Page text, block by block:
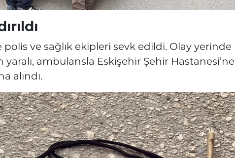
ve sağlık ekipleri sevk edildi. Olay yerinde
ambulansla Eskişehir Şehir Hastanesi’ne
alındı.